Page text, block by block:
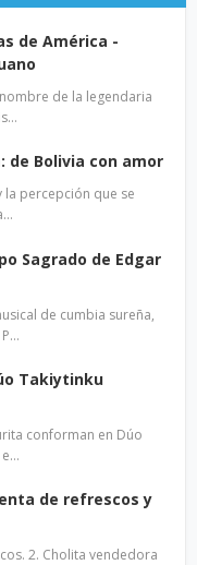
de América -
de la legendaria
de Bolivia con amor
la percepción que se
Sagrado de Edgar
de cumbia sureña,
Takiytinku
conforman en Dúo
de refrescos y
2. Cholita vendedora